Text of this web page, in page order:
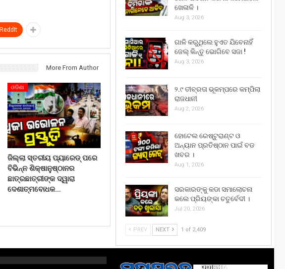
ReddIt
More From Author
ଓଡିଶା
ଜିଲ୍ଲା ସ୍ତରୀୟ ପ୍ୟାରେଡ୍ ପରେ
ବିଭିନ୍ନ ଶିକ୍ଷାନୁଷ୍ଠାନର
ଛାତ୍ରଛାତ୍ରୀଙ୍କ ଦ୍ୱାରା
ଦେଶାତ୍ମବୋଧକ…
ଖେଳାଳି ।
Aug 3, 2026
ଗାଳି କରୁଥିଲେ ହୁଏତ ଯିବେନାହିଁ
ଜେଲ୍ କିନ୍ତୁ ଭୋଗିବେ ସଜା !
Aug 3, 2026
୨.୯ ତୀବ୍ରତା ଭୂକମ୍ପରେ କମ୍ପିଲା
ରାଜଧାନୀ
Aug 2, 2026
ହୋଟେଲ ରେଷ୍ଟୁରାଣ୍ଟ ଓ
ଅନ୍ୟାନ ପ୍ରତିଷ୍ଠାନ ପାଇଁ ବଡ
ଖବର ।
Aug 1, 2026
ସରକାରଙ୍କୁ କଡା ସମାଲୋଚନା
କଲେ ପ୍ରିୟଙ୍କା ଚତୁର୍ବେଦୀ ।
Jul 20, 2026
PREV NEXT 1 of 2,409